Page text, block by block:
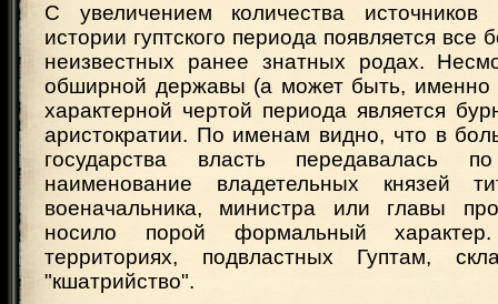
С увеличением количества источников
истории гуптского периода появляется все
неизвестных ранее знатных родах.
обширной державы (а может быть, именно
характерной чертой периода является
аристократии. По именам видно, что в
государства власть передавалась
наименование владетельных князей
военачальника, министра или главы
носило порой формальный
территориях, подвластных Гуптам,
"кшатрийство".